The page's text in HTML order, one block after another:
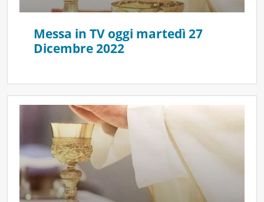
Messa in TV oggi martedì 27
Dicembre 2022